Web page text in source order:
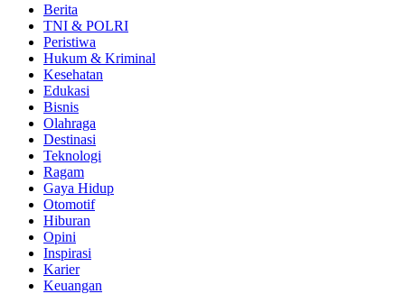
Berita
TNI & POLRI
Peristiwa
Hukum & Kriminal
Kesehatan
Edukasi
Bisnis
Olahraga
Destinasi
Teknologi
Ragam
Gaya Hidup
Otomotif
Hiburan
Opini
Inspirasi
Karier
Keuangan